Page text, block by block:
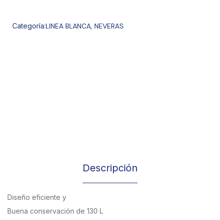
Categoría:LINEA BLANCA, NEVERAS
Descripción
Diseño eficiente y
Buena conservación de 130 L